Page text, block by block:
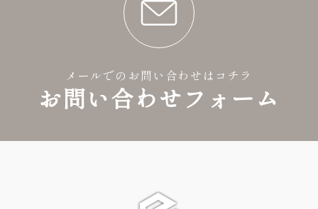
メールでのお問い合わせはコチラ
お問い合わせフォーム